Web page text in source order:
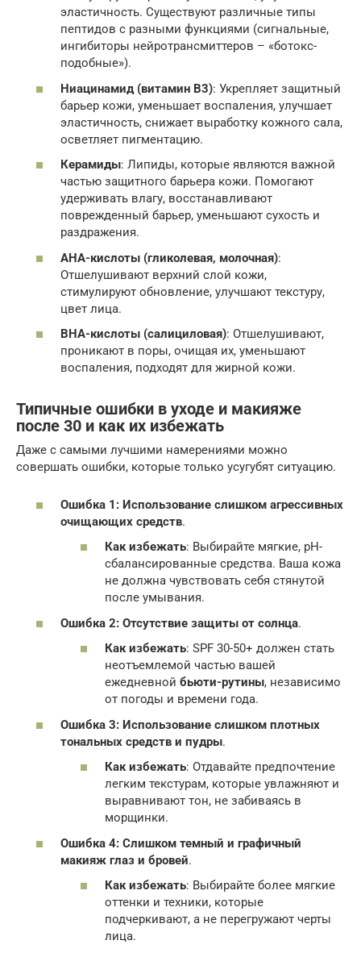
эластичность. Существуют различные типы
пептидов с разными функциями (сигнальные,
ингибиторы нейротрансмиттеров – «ботокс-
подобные»).
Ниацинамид (витамин В3): Укрепляет защитный
барьер кожи, уменьшает воспаления, улучшает
эластичность, снижает выработку кожного сала,
осветляет пигментацию.
Керамиды: Липиды, которые являются важной
частью защитного барьера кожи. Помогают
удерживать влагу, восстанавливают
поврежденный барьер, уменьшают сухость и
раздражения.
АНА-кислоты (гликолевая, молочная):
Отшелушивают верхний слой кожи,
стимулируют обновление, улучшают текстуру,
цвет лица.
BHA-кислоты (салициловая): Отшелушивают,
проникают в поры, очищая их, уменьшают
воспаления, подходят для жирной кожи.
Типичные ошибки в уходе и макияже
после 30 и как их избежать
Даже с самыми лучшими намерениями можно
совершать ошибки, которые только усугубят ситуацию.
Ошибка 1: Использование слишком агрессивных
очищающих средств.
Как избежать: Выбирайте мягкие, pH-
сбалансированные средства. Ваша кожа
не должна чувствовать себя стянутой
после умывания.
Ошибка 2: Отсутствие защиты от солнца.
Как избежать: SPF 30-50+ должен стать
неотъемлемой частью вашей
ежедневной бьюти-рутины, независимо
от погоды и времени года.
Ошибка 3: Использование слишком плотных
тональных средств и пудры.
Как избежать: Отдавайте предпочтение
легким текстурам, которые увлажняют и
выравнивают тон, не забиваясь в
морщинки.
Ошибка 4: Слишком темный и графичный
макияж глаз и бровей.
Как избежать: Выбирайте более мягкие
оттенки и техники, которые
подчеркивают, а не перегружают черты
лица.